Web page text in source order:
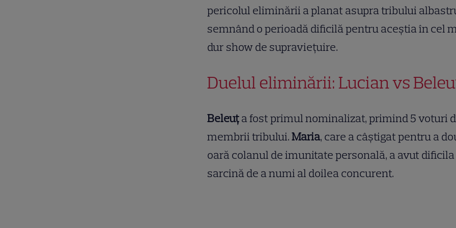
pericolul eliminării a planat asupra tribului
semnând o perioadă dificilă pentru aceștia în cel
dur show de supraviețuire.
Duelul eliminării: Lucian vs
Beleuța fost primul nominalizat, primind 5 voturi
membrii tribului.Maria, care a câștigat pentru a
oară colanul de imunitate personală, a avut dificila
sarcină de a numi al doilea concurent.